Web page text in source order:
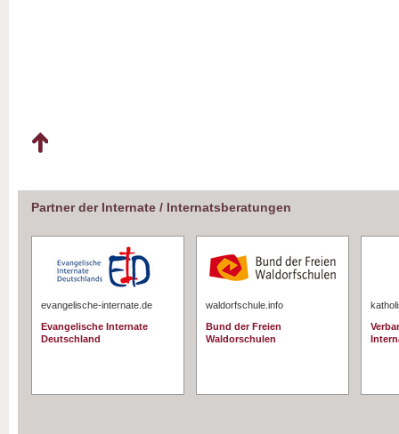
Partner der Internate / Internatsberatungen
evangelische-internate.de
Evangelische Internate
Deutschland
waldorfschule.info
Bund der Freien
Waldorschulen